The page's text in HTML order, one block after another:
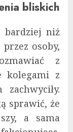
bliskich
bardziej niż
osoby,
z
kolegami z
sprawić, że
a sama